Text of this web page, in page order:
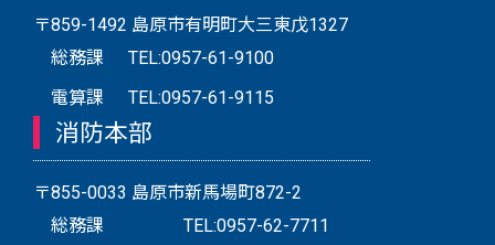
〒859-1492 島原市有明町大三東戊1327
総務課
TEL:0957-61-9100
電算課
TEL:0957-61-9115
消防本部
〒855-0033 島原市新馬場町872-2
総務課
TEL:0957-62-7711